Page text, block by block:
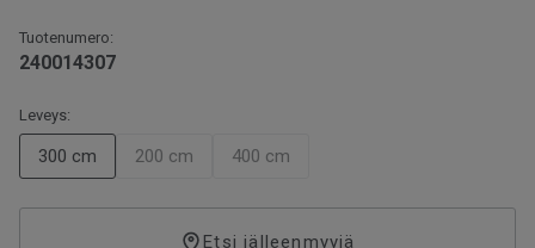
Tuotenumero:
240014307
Leveys:
300 cm 200 cm 400 cm
Etsi jälleenmyyjä